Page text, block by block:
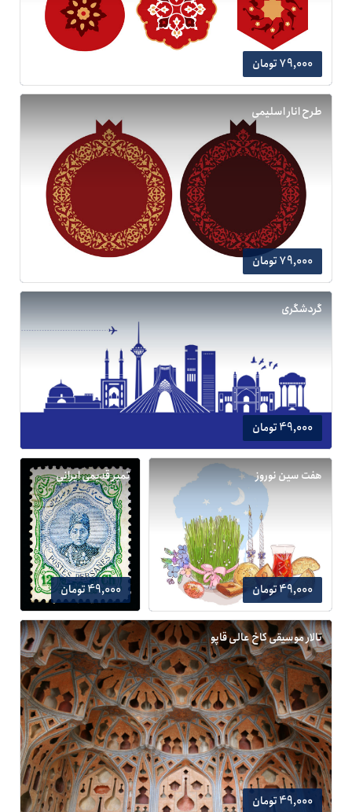
79,000 تومان
طرح انار اسلیمی
79,000 تومان
گردشگری
49,000 تومان
هفت سین نوروز
49,000 تومان
تمبر قدیمی ایرانی
49,000 تومان
تالار موسیقی کاخ عالی قاپو
49,000 تومان